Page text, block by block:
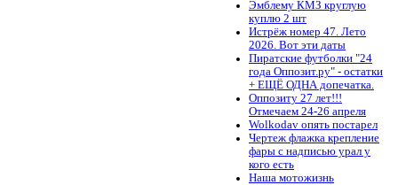
Эмблему КМЗ круглую
куплю 2 шт
Истрёж номер 47. Лето
2026. Вот эти даты
Пиратские футболки "24
года Оппозит.ру" - остатки
+ ЕЩЁ ОДНА допечатка.
Оппозиту 27 лет!!!
Отмечаем 24-26 апреля
Wolkodav опять постарел
Чертеж флажка крепление
фары с надписью урал у
кого есть
Наша мотожизнь